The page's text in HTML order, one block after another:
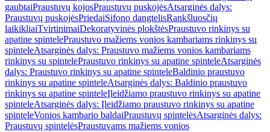
gaubtaiPraustuvų kojosPraustuvų puskojėsAtsarginės dalys:
Praustuvų puskojėsPriedaiSifono dangtelisRankšluosčių
laikikliaiTvirtinimaiDekoratyvinės plokštėsPraustuvo rinkinys su
apatine spintelePraustuvo mažiems vonios kambariams rinkinys su
spinteleAtsarginės dalys: Praustuvo mažiems vonios kambariams
rinkinys su spintelePraustuvo rinkinys su apatine spinteleAtsarginės
dalys: Praustuvo rinkinys su apatine spinteleBaldinio praustuvo
rinkinys su apatine spinteleAtsarginės dalys: Baldinio praustuvo
rinkinys su apatine spinteleĮleidžiamo praustuvo rinkinys su apatine
spinteleAtsarginės dalys: Įleidžiamo praustuvo rinkinys su apatine
spinteleVonios kambario baldaiPraustuvų spintelėsAtsarginės dalys:
Praustuvų spintelėsPraustuvams mažiems vonios